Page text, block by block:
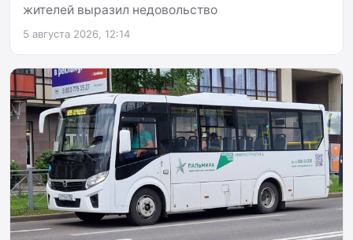
жителей выразил недовольство
5 августа 2026, 12:14